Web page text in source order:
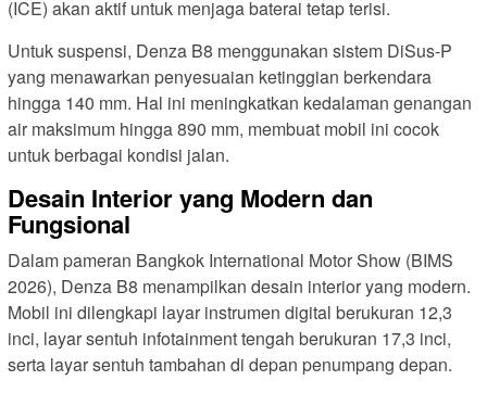
(ICE) akan aktif untuk menjaga baterai tetap terisi.
Untuk suspensi, Denza B8 menggunakan sistem DiSus-P
yang menawarkan penyesuaian ketinggian berkendara
hingga 140 mm. Hal ini meningkatkan kedalaman genangan
air maksimum hingga 890 mm, membuat mobil ini cocok
untuk berbagai kondisi jalan.
Desain Interior yang Modern dan
Fungsional
Dalam pameran Bangkok International Motor Show (BIMS
2026), Denza B8 menampilkan desain interior yang modern.
Mobil ini dilengkapi layar instrumen digital berukuran 12,3
inci, layar sentuh infotainment tengah berukuran 17,3 inci,
serta layar sentuh tambahan di depan penumpang depan.